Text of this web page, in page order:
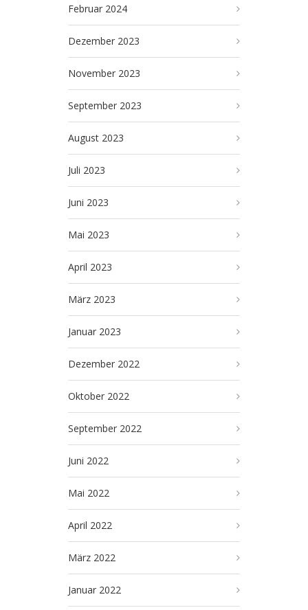
Februar 2024
Dezember 2023
November 2023
September 2023
August 2023
Juli 2023
Juni 2023
Mai 2023
April 2023
März 2023
Januar 2023
Dezember 2022
Oktober 2022
September 2022
Juni 2022
Mai 2022
April 2022
März 2022
Januar 2022